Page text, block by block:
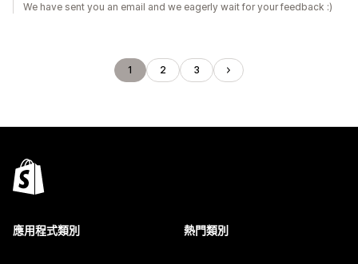
We have sent you an email and we eagerly wait for your feedback :)
1 2 3
應用程式類別 熱門類別